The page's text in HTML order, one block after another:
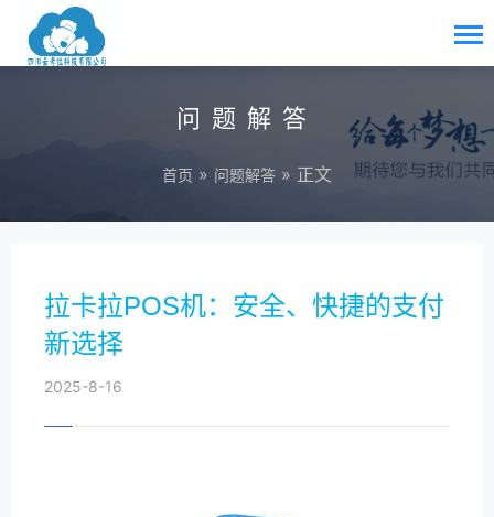
问题解答
首页 » 问题解答 » 正文
拉卡拉POS机：安全、快捷的支付
新选择
2025-8-16